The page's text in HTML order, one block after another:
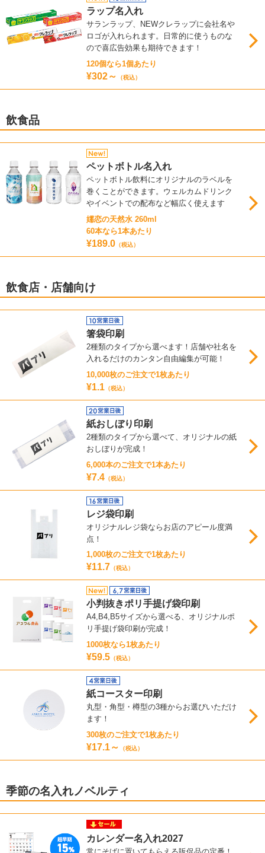
ラップ名入れ
サランラップ、NEWクレラップに会社名や
ロゴが入れられます。日常的に使うものな
ので喜広告効果も期待できます！
120個なら1個あたり
¥302～ （税込）
飲食品
ペットボトル名入れ
ペットボトル飲料にオリジナルのラベルを
巻くことができます。ウェルカムドリンク
やイベントでの配布など幅広く使えます
嬬恋の天然水 260ml
60本なら1本あたり
¥189.0 （税込）
飲食店・店舗向け
箸袋印刷
2種類のタイプから選べます！店舗や社名を
入れるだけのカンタン自由編集が可能！
10,000枚のご注文で1枚あたり
¥1.1 （税込）
紙おしぼり印刷
2種類のタイプから選べて、オリジナルの紙
おしぼりが完成！
6,000本のご注文で1本あたり
¥7.4 （税込）
レジ袋印刷
オリジナルレジ袋ならお店のアピール度満
点！
1,000枚のご注文で1枚あたり
¥11.7 （税込）
小判抜きポリ手提げ袋印刷
A4,B4,B5サイズから選べる、オリジナルポ
リ手提げ袋印刷が完成！
1000枚なら1枚あたり
¥59.5 （税込）
紙コースター印刷
丸型・角型・樽型の3種からお選びいただけ
ます！
300枚のご注文で1枚あたり
¥17.1～ （税込）
季節の名入れノベルティ
カレンダー名入れ2027